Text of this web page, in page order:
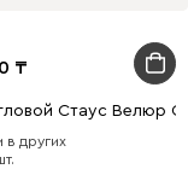
Стаус Велюр
в других